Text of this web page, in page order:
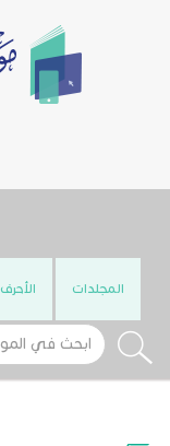
المجلدات الأحرف